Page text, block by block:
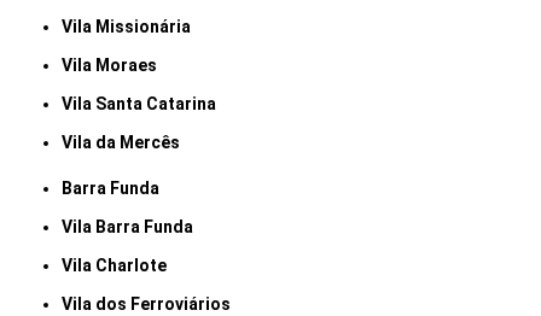
Vila Missionária
Vila Moraes
Vila Santa Catarina
Vila da Mercês
Barra Funda
Vila Barra Funda
Vila Charlote
Vila dos Ferroviários